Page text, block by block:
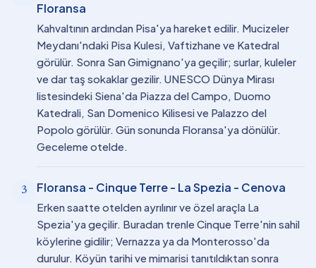
Floransa
Kahvaltının ardından Pisa'ya hareket edilir. Mucizeler
Meydanı'ndaki Pisa Kulesi, Vaftizhane ve Katedral
görülür. Sonra San Gimignano'ya geçilir; surlar, kuleler
ve dar taş sokaklar gezilir. UNESCO Dünya Mirası
listesindeki Siena'da Piazza del Campo, Duomo
Katedrali, San Domenico Kilisesi ve Palazzo del
Popolo görülür. Gün sonunda Floransa'ya dönülür.
Geceleme otelde.
3 Floransa - Cinque Terre - La Spezia - Cenova
Erken saatte otelden ayrılınır ve özel araçla La
Spezia'ya geçilir. Buradan trenle Cinque Terre'nin sahil
köylerine gidilir; Vernazza ya da Monterosso'da
durulur. Köyün tarihi ve mimarisi tanıtıldıktan sonra